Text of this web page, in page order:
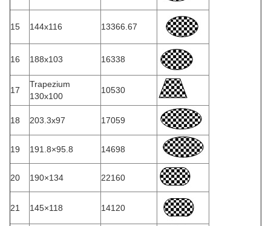
15 144x116 13366.67
16 188x103 16338
17
Trapezium
130x100
10530
18 203.3x97 17059
19 191.8×95.8 14698
20 190×134 22160
21 145×118 14120